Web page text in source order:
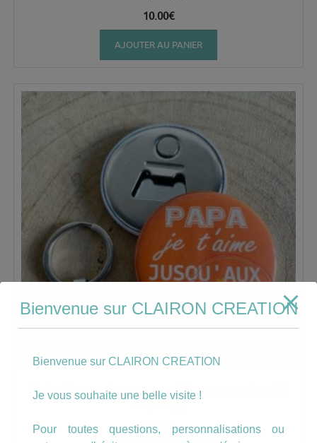
10.00€
AJOUTER AU PANIER
Lot décapsuleur magnétique + porte clé
Papa (5)
10.00 €
Bienvenue sur CLAIRON CREATION
Bienvenue sur CLAIRON CREATION
Je vous souhaite une belle visite !
Pour toutes questions, personnalisations ou